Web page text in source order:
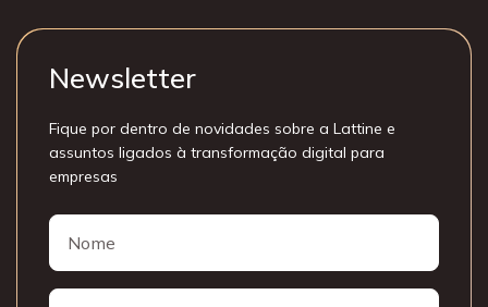
Newsletter
Fique por dentro de novidades sobre a Lattine e
assuntos ligados à transformação digital para
empresas
Nome
E-